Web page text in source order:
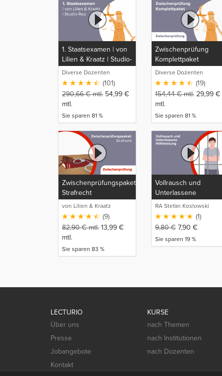
1. Staatsexamen | von
Lilien & Kraatz | Studio-
Rep
Diverse Dozenten
(101)
290,66€mtl. 54,99 €
mtl.
Sie sparen 81 %
Zwischenprüfung
Komplettpaket
Diverse Dozenten
(19)
154,44€mtl. 29,99 €
mtl.
Sie sparen 81 %
Zwischenprüfungspaket:
Strafrecht
von Lilien & Kraatz
(9)
82,90€mtl. 13,99 €
mtl.
Sie sparen 83 %
Vollrausch und
Unterlassene
Hilfeleistung
RA Stefan Koslowski
(1)
9,80€ 7,90 €
Sie sparen 19 %
LECTURIO
Über uns
Presse
Jobangebote
Kontakt
KURSE
nach Themen
nach Institutionen
nach Dozenten